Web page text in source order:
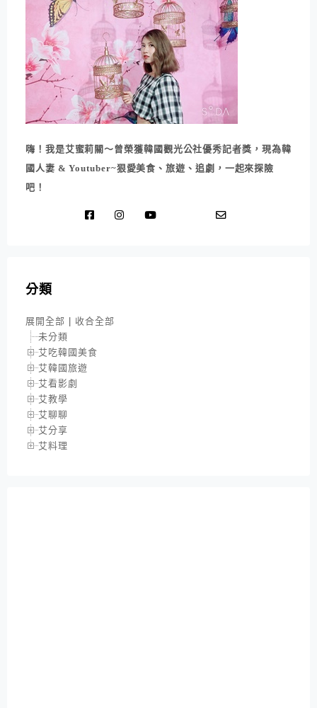
嗨！我是艾蜜莉關～曾榮獲韓國觀光公社優秀記者獎，現為韓
國人妻 & Youtuber~狠愛美食、旅遊、追劇，一起來探險
吧！
分類
展開全部 | 收合全部
未分類
艾吃韓國美食
艾韓國旅遊
艾看影劇
艾教學
艾聊聊
艾分享
艾料理